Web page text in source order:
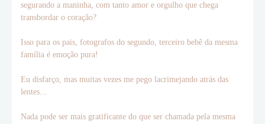
segurando a maninha, com tanto amor e orgulho que chega
transbordar o coração?
Isso para os pais, fotografos do segundo, terceiro bebê da mesma
família é emoção pura!
Eu disfarço, mas muitas vezes me pego lacrimejando atrás das
lentes...
Nada pode ser mais gratificante do que ser chamada pela mesma